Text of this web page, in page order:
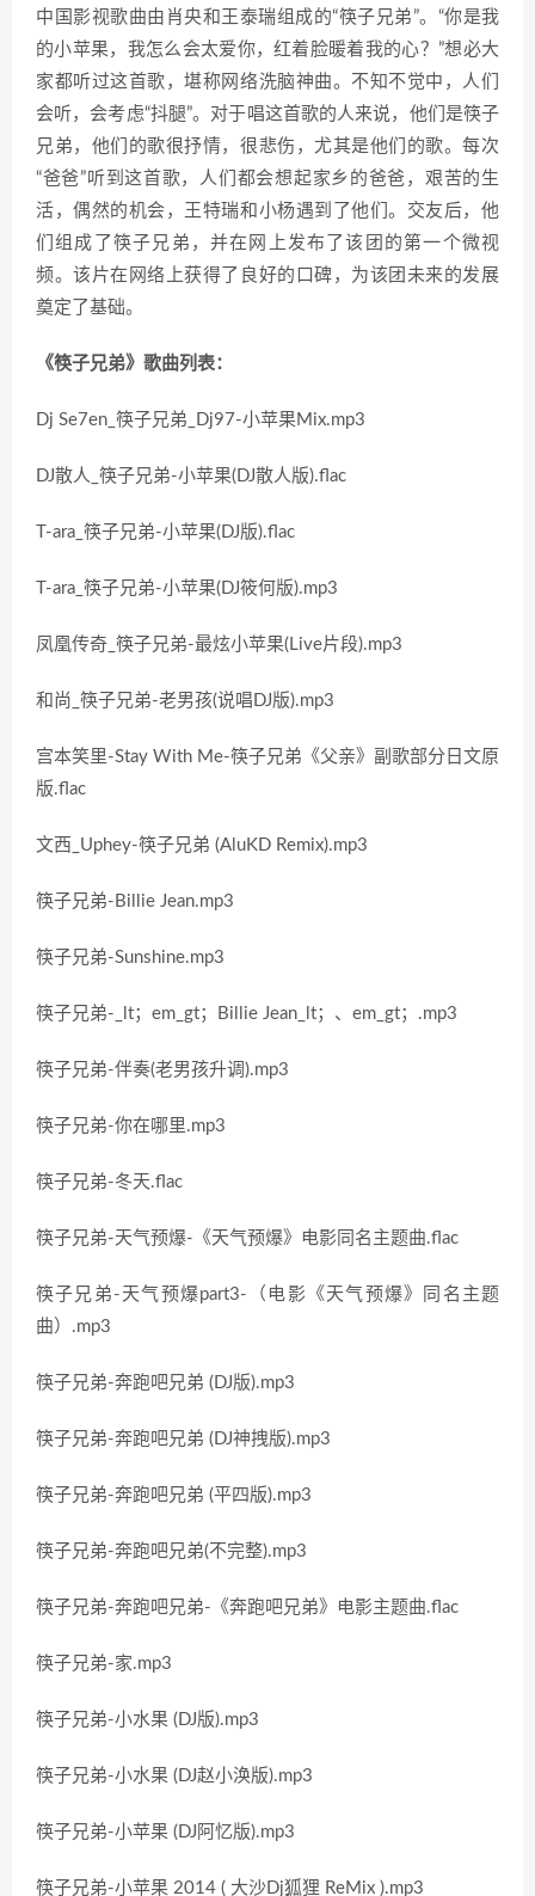
中国影视歌曲由肖央和王泰瑞组成的“筷子兄弟”。“你是我
的小苹果，我怎么会太爱你，红着脸暖着我的心？”想必大
家都听过这首歌，堪称网络洗脑神曲。不知不觉中，人们
会听，会考虑“抖腿”。对于唱这首歌的人来说，他们是筷子
兄弟，他们的歌很抒情，很悲伤，尤其是他们的歌。每次
“爸爸”听到这首歌，人们都会想起家乡的爸爸，艰苦的生
活，偶然的机会，王特瑞和小杨遇到了他们。交友后，他
们组成了筷子兄弟，并在网上发布了该团的第一个微视
频。该片在网络上获得了良好的口碑，为该团未来的发展
奠定了基础。
《筷子兄弟》歌曲列表：
Dj Se7en_筷子兄弟_Dj97-小苹果Mix.mp3
DJ散人_筷子兄弟-小苹果(DJ散人版).flac
T-ara_筷子兄弟-小苹果(DJ版).flac
T-ara_筷子兄弟-小苹果(DJ筱何版).mp3
凤凰传奇_筷子兄弟-最炫小苹果(Live片段).mp3
和尚_筷子兄弟-老男孩(说唱DJ版).mp3
宫本笑里-Stay With Me-筷子兄弟《父亲》副歌部分日文原
版.flac
文西_Uphey-筷子兄弟 (AluKD Remix).mp3
筷子兄弟-Billie Jean.mp3
筷子兄弟-Sunshine.mp3
筷子兄弟-_lt；em_gt；Billie Jean_lt；、em_gt；.mp3
筷子兄弟-伴奏(老男孩升调).mp3
筷子兄弟-你在哪里.mp3
筷子兄弟-冬天.flac
筷子兄弟-天气预爆-《天气预爆》电影同名主题曲.flac
筷子兄弟-天气预爆part3-（电影《天气预爆》同名主题
曲）.mp3
筷子兄弟-奔跑吧兄弟 (DJ版).mp3
筷子兄弟-奔跑吧兄弟 (DJ神拽版).mp3
筷子兄弟-奔跑吧兄弟 (平四版).mp3
筷子兄弟-奔跑吧兄弟(不完整).mp3
筷子兄弟-奔跑吧兄弟-《奔跑吧兄弟》电影主题曲.flac
筷子兄弟-家.mp3
筷子兄弟-小水果 (DJ版).mp3
筷子兄弟-小水果 (DJ赵小涣版).mp3
筷子兄弟-小苹果 (DJ阿忆版).mp3
筷子兄弟-小苹果 2014 ( 大沙Dj狐狸 ReMix ).mp3